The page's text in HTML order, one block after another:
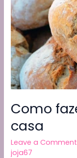
Como
casa
Leave a Comment
joja67